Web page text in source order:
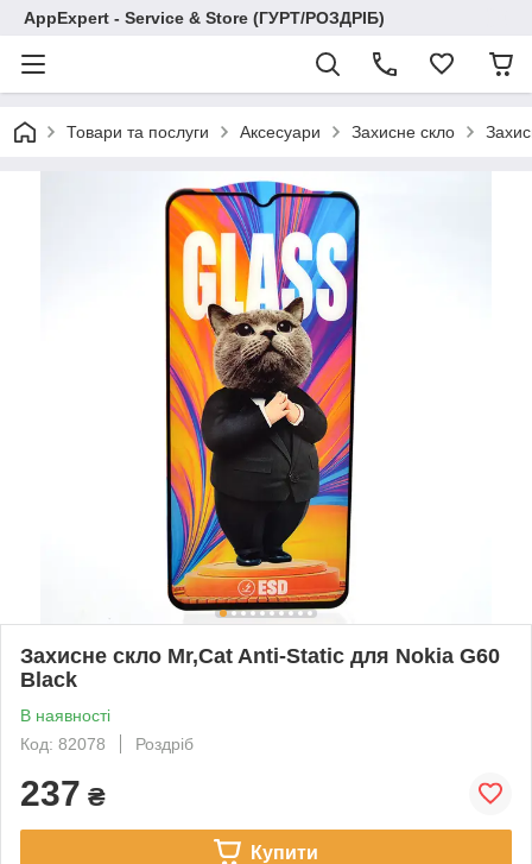
AppExpert - Service & Store (ГУРТ/РОЗДРІБ)
Товари та послуги Аксесуари Захисне скло
Захисне скло Mr,Cat Anti-Static для Nokia G60
Black
В наявності
Код: 82078
Роздріб
237 ₴
Купити